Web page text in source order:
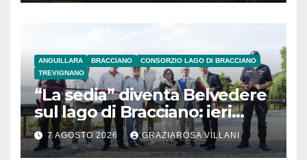
ANGUILLARA BRACCIANO
CONSORZIO LAGO DI BRACCIANO
TREVIGNANO
“La sedia” diventa Belvedere
sul lago di Bracciano: ieri
l’inaugurazione
7 AGOSTO 2026 GRAZIAROSA VILLANI